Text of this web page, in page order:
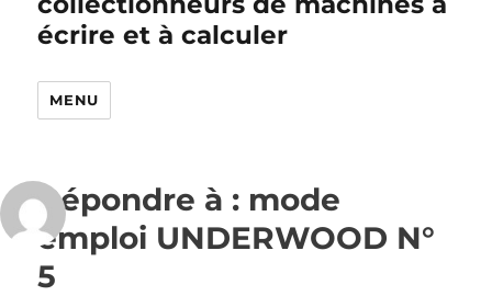
écrire et à calculer
MENU
Répondre à : mode
emploi UNDERWOOD N°
5